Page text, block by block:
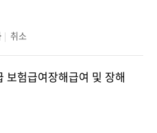
취소
험급여장해급여 및 장해